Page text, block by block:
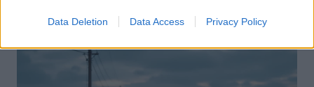
Data Deletion Data Access Privacy Policy